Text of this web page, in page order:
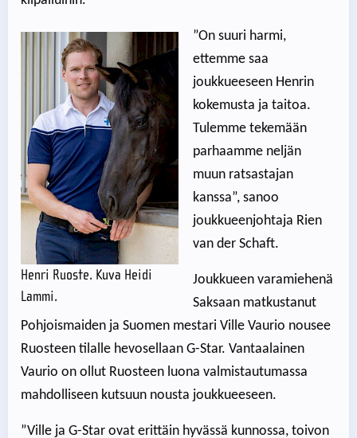
Henri Ruoste. Kuva Heidi
Lammi.
”On suuri harmi,
ettemme saa
joukkueeseen Henrin
kokemusta ja taitoa.
Tulemme tekemään
parhaamme neljän
muun ratsastajan
kanssa”, sanoo
joukkueenjohtaja Rien
van der Schaft.
Joukkueen varamiehenä
Saksaan matkustanut
Pohjoismaiden ja Suomen mestari Ville Vaurio nousee
Ruosteen tilalle hevosellaan G-Star. Vantaalainen
Vaurio on ollut Ruosteen luona valmistautumassa
mahdolliseen kutsuun nousta joukkueeseen.
”Ville ja G-Star ovat erittäin hyvässä kunnossa, toivon